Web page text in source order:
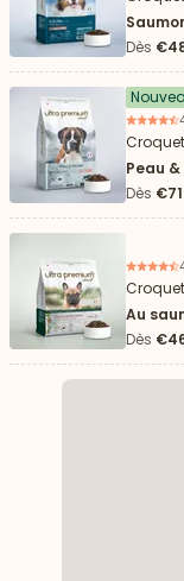
Dès
Peau
Dès
Au
Dès